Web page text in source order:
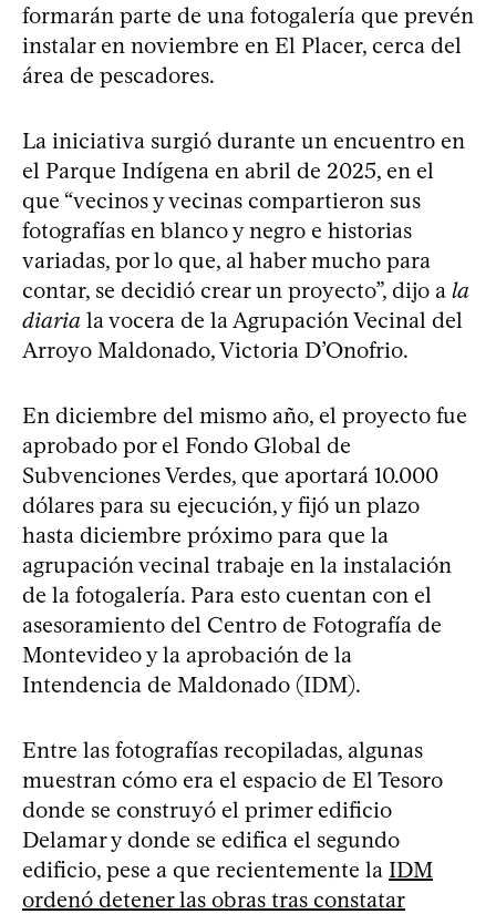
formarán parte de una fotogalería que prevén
instalar en noviembre en El Placer, cerca del
área de pescadores.
La iniciativa surgió durante un encuentro en
el Parque Indígena en abril de 2025, en el
que “vecinos y vecinas compartieron sus
fotografías en blanco y negro e historias
variadas, por lo que, al haber mucho para
contar, se decidió crear un proyecto”, dijo a la
diaria la vocera de la Agrupación Vecinal del
Arroyo Maldonado, Victoria D’Onofrio.
En diciembre del mismo año, el proyecto fue
aprobado por el Fondo Global de
Subvenciones Verdes, que aportará 10.000
dólares para su ejecución, y fijó un plazo
hasta diciembre próximo para que la
agrupación vecinal trabaje en la instalación
de la fotogalería. Para esto cuentan con el
asesoramiento del Centro de Fotografía de
Montevideo y la aprobación de la
Intendencia de Maldonado (IDM).
Entre las fotografías recopiladas, algunas
muestran cómo era el espacio de El Tesoro
donde se construyó el primer edificio
Delamar y donde se edifica el segundo
edificio, pese a que recientemente la IDM
ordenó detener las obras tras constatar